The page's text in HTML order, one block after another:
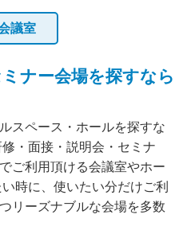
議室
ナー会場を探すなら
スペース・ホールを探すな
・面接・説明会・セミナ
ご利用頂ける会議室やホー
時に、使いたい分だけご利
リーズナブルな会場を多数